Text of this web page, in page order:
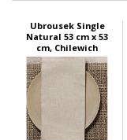
Ubrousek Single
Natural 53 cm x 53
cm, Chilewich